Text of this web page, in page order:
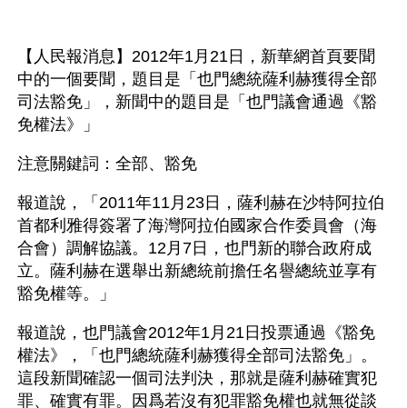
【人民報消息】2012年1月21日，新華網首頁要聞
中的一個要聞，題目是「也門總統薩利赫獲得全部
司法豁免」，新聞中的題目是「也門議會通過《豁
免權法》」
注意關鍵詞：全部、豁免
報道說，「2011年11月23日，薩利赫在沙特阿拉伯
首都利雅得簽署了海灣阿拉伯國家合作委員會（海
合會）調解協議。12月7日，也門新的聯合政府成
立。薩利赫在選舉出新總統前擔任名譽總統並享有
豁免權等。」
報道說，也門議會2012年1月21日投票通過《豁免
權法》，「也門總統薩利赫獲得全部司法豁免」。
這段新聞確認一個司法判決，那就是薩利赫確實犯
罪、確實有罪。因爲若沒有犯罪豁免權也就無從談